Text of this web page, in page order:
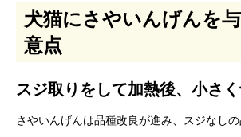
犬猫にさやいんげんを
意点
スジ取りをして加熱後、小さ
さやいんげんは品種改良が進み、スジなし